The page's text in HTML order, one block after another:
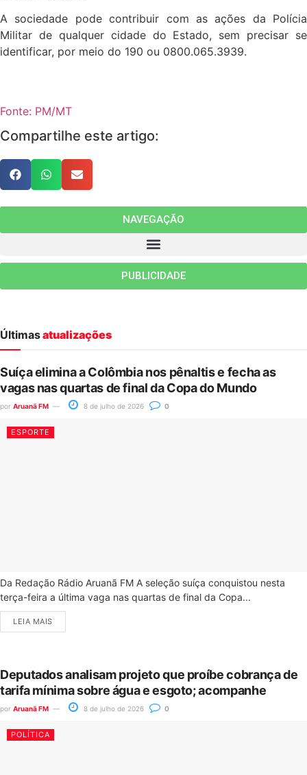
A sociedade pode contribuir com as ações da Polícia
Militar de qualquer cidade do Estado, sem precisar se
identificar, por meio do 190 ou 0800.065.3939.
Fonte: PM/MT
Compartilhe este artigo:
NAVEGAÇÃO
PUBLICIDADE
Últimasatualizações
Suíça elimina a Colômbia nos pênaltis e fecha as
vagas nas quartas de final da Copa do Mundo
por Aruanã FM 8 de julho de 2026 0
ESPORTE
Da Redação Rádio Aruanã FM A seleção suíça conquistou nesta
terça-feira a última vaga nas quartas de final da Copa...
LEIA MAIS
Deputados analisam projeto que proíbe cobrança de
tarifa mínima sobre água e esgoto; acompanhe
por Aruanã FM 8 de julho de 2026 0
POLÍTICA